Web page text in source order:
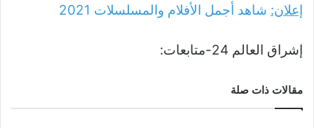
إعلان: شاهد أجمل الأفلام والمسلسلات 2021
إشراق العالم 24-متابعات:
مقالات ذات صلة